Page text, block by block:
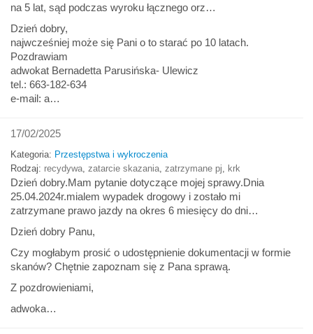
na 5 lat, sąd podczas wyroku łącznego orz…
Dzień dobry,
najwcześniej może się Pani o to starać po 10 latach.
Pozdrawiam
adwokat Bernadetta Parusińska- Ulewicz
tel.: 663-182-634
e-mail: a…
17/02/2025
Kategoria: Przestępstwa i wykroczenia
Rodzaj: recydywa zatarcie skazania zatrzymane pj krk
Dzień dobry.Mam pytanie dotyczące mojej sprawy.Dnia
25.04.2024r.mialem wypadek drogowy i zostało mi
zatrzymane prawo jazdy na okres 6 miesięcy do dni…
Dzień dobry Panu,
Czy mogłabym prosić o udostępnienie dokumentacji w formie
skanów? Chętnie zapoznam się z Pana sprawą.
Z pozdrowieniami,
adwoka…